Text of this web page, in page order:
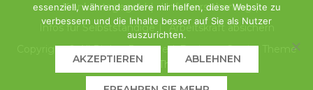
Krankentagegeld
Unfallversicherung
Infos für Selbstständige
Arbeitskraft absichern
Copyright © All Rights Reserved. Business Gravity Theme
byKeon Themes
essenziell, während andere mir helfen, diese Website zu
verbessern und die Inhalte besser auf Sie als Nutzer
auszurichten.
AKZEPTIEREN ABLEHNEN